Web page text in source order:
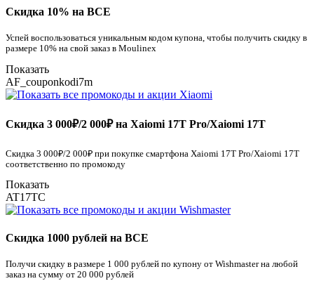
Скидка 10% на ВСЕ
Успей воспользоваться уникальным кодом купона, чтобы получить скидку в
размере 10% на свой заказ в Moulinex
Показать
AF_couponkodi7m
Скидка 3 000₽/2 000₽ на Xaiomi 17T Pro/Xaiomi 17T
Скидка 3 000₽/2 000₽ при покупке смартфона Xaiomi 17T Pro/Xaiomi 17T
соответственно по промокоду
Показать
AT17TC
Скидка 1000 рублей на ВСЕ
Получи скидку в размере 1 000 рублей по купону от Wishmaster на любой
заказ на сумму от 20 000 рублей